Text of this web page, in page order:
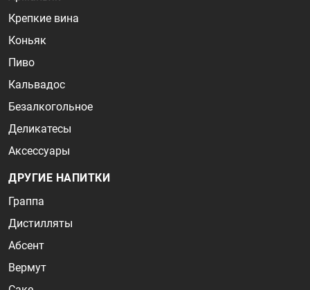
Крепкие вина
Коньяк
Пиво
Кальвадос
Безалкогольное
Деликатесы
Аксессуары
ДРУГИЕ НАПИТКИ
Граппа
Дистилляты
Абсент
Вермут